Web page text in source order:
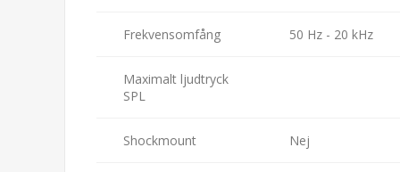
Frekvensomfång 50 Hz - 20 kHz
Maximalt ljudtryck
SPL
Shockmount Nej